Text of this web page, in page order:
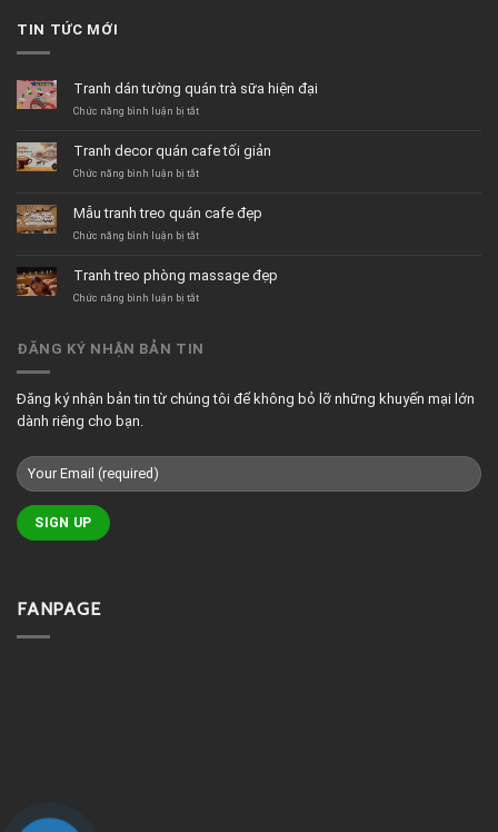
TIN TỨC MỚI
Tranh dán tường quán trà sữa hiện đại
Chức năng bình luận bị tắtở
tường
quán
hiện
đại
Tranh decor quán cafe tối giản
Chức năng bình luận bị tắtở
quán
cafe
Mẫu tranh treo quán cafe đẹp
Chức năng bình luận bị tắtở
treo
quán
Tranh treo phòng massage đẹp
Chức năng bình luận bị tắtở
phòng
ĐĂNG KÝ NHẬN BẢN TIN
Đăng ký nhận bản tin từ chúng tôi để không bỏ lỡ những khuyến mại lớn
dành riêng cho bạn.
FANPAGE